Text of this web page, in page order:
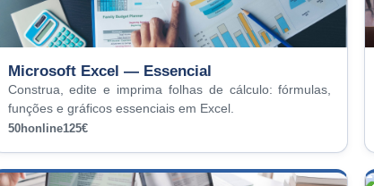
Microsoft Excel — Essencial
Construa, edite e imprima folhas de cálculo: fórmulas,
funções e gráficos essenciais em Excel.
50honline125€